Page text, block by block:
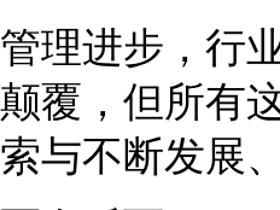
管理进步，行
颠覆，但所有
索与不断发展